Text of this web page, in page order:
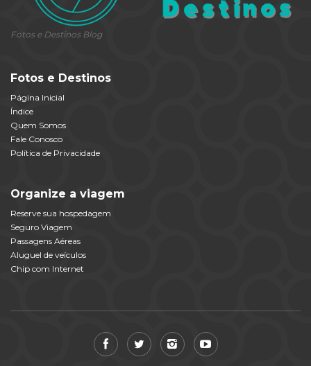
Fotos e Destinos Blog
Fotos e Destinos
Página Inicial
Índice
Quem Somos
Fale Conosco
Política de Privacidade
Organize a viagem
Reserve sua hospedagem
Seguro Viagem
Passagens Aéreas
Aluguel de veículos
Chip com Internet